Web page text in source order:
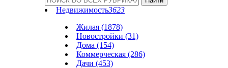
Недвижимость3623
Жилая (1878)
Новостройки (31)
Дома (154)
Коммерческая (286)
Дачи (453)